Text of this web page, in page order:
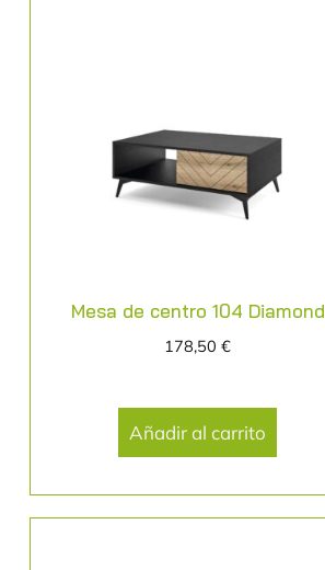
Mesa de centro 104 Diamond
178,50€
Añadir al carrito